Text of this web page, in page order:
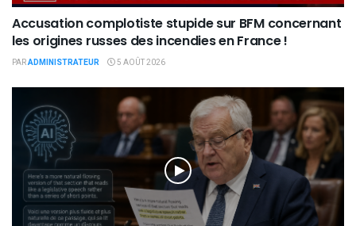
Accusation complotiste stupide sur BFM concernant
les origines russes des incendies en France !
PARADMINISTRATEUR 5 AOÛT 2026